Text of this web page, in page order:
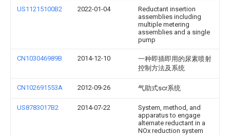
US11215100B2 2022-01-04
Reductant insertion
assemblies including
multiple metering
assemblies and a single
pump
CN103046989B 2014-12-10
一种即插即用的尿素喷射
控制方法及系统
CN102691553A 2012-09-26 气助式scr系统
US8783017B2 2014-07-22
System, method, and
apparatus to engage
alternate reductant in a
NOx reduction system